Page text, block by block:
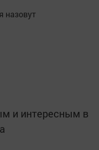
назовут
и интересным в